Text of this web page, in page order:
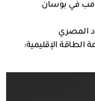
في بوسان
المصري
الإقليمية: